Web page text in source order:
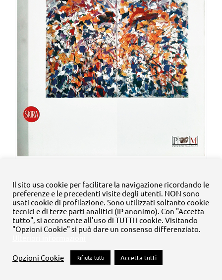
Mondi
€50,00 Il
prezzo
originale
€50,00.
€40,00Il
prezzo
attuale
è:
€40,00.
Aggiungi al carrello Dettagli
Il sito usa cookie per facilitare la navigazione ricordando le
preferenze e le precedenti visite degli utenti. NON sono
usati cookie di profilazione. Sono utilizzati soltanto cookie
tecnici e di terze parti analitici (IP anonimo). Con "Accetta
tutto", si acconsente all'uso di TUTTI i cookie. Visitando
"Opzioni Cookie" si può dare un consenso differenziato.
Opzioni Cookie Rifiuta tutti Accetta tutti